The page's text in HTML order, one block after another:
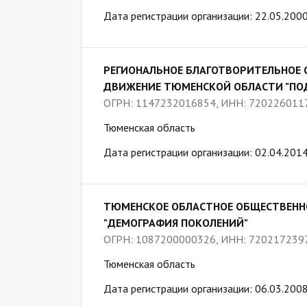
Дата регистрации организации:
РЕГИОНАЛЬНОЕ БЛАГОТВОРИТЕЛЬНОЕ
ДВИЖЕНИЕ ТЮМЕНСКОЙ ОБЛАСТИ
ОГРН: 1147232016854, ИНН:
Тюменская область
Дата регистрации организации:
ТЮМЕНСКОЕ ОБЛАСТНОЕ
"ДЕМОГРАФИЯ ПОКОЛЕНИЙ"
ОГРН: 1087200000326, ИНН:
Тюменская область
Дата регистрации организации: